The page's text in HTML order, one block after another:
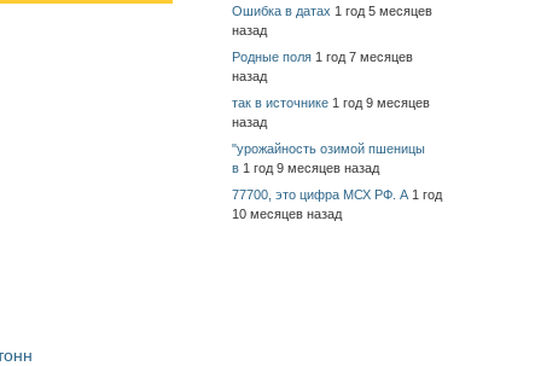
Ошибка в датах 1 год 5 месяцев
назад
Родные поля 1 год 7 месяцев
назад
так в источнике 1 год 9 месяцев
назад
"урожайность озимой пшеницы
в 1 год 9 месяцев назад
77700, это цифра МСХ РФ. А 1 год
10 месяцев назад